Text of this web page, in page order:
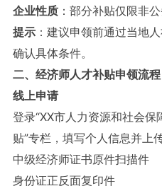
企业性质 ：部分补贴仅限非
提示 ：建议申领前通过当地
确认具体条件。
二、经济师人才补贴申领流程
线上申请
登录“XX市人力资源和社会保
贴”专栏，填写个人信息并上
中级经济师证书原件扫描件
身份证正反面复印件